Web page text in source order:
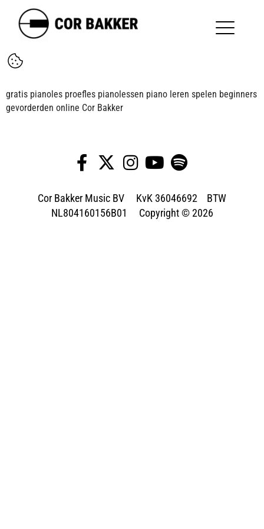
gratis pianoles proefles pianolessen piano leren spelen beginners
gevorderden online Cor Bakker
Cor Bakker Music BV KvK 36046692 BTW
NL804160156B01 Copyright © 2026